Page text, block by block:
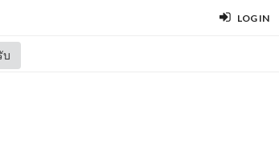
LOG IN
บ